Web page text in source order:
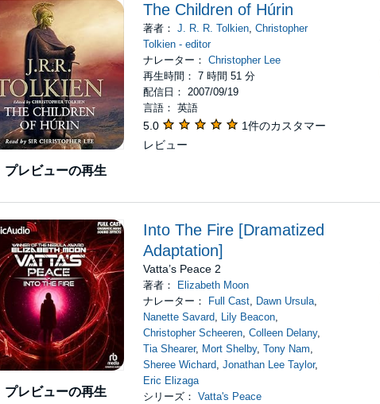
プレビューの再生
The Children of Húrin
著者：J. R. R. Tolkien,Christopher
Tolkien - editor
ナレーター：Christopher Lee
再生時間： 7 時間 51 分
配信日： 2007/09/19
言語： 英語
5.0
1件のカスタマー
レビュー
プレビューの再生
Into The Fire [Dramatized
Adaptation]
Vatta’s Peace 2
著者：
Elizabeth Moon
ナレーター：
Full Cast, Dawn Ursula,
Nanette Savard, Lily Beacon,
Christopher Scheeren,Colleen Delany,
Tia Shearer, Mort Shelby,Tony Nam,
Sheree Wichard,Jonathan Lee Taylor,
Eric Elizaga
シリーズ：Vatta's Peace